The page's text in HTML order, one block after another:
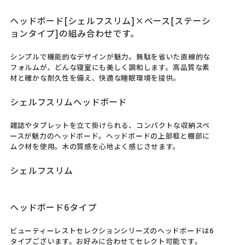
ヘッドボード[シェルフスリム]×ベース[ステーシ
ョンタイプ]の組み合わせです。
シンプルで機能的なデザインが魅力。無駄を省いた直線的な
フォルムが、どんな寝室にも美しく調和します。高品質な素
材と確かな耐久性を備え、快適な睡眠環境を提供。
シェルフスリムヘッドボード
雑誌やタブレットを立て掛けられる、コンパクトな収納スペ
ースが魅力のヘッドボード。ヘッドボードの上部框と棚部に
ムク材を使用。木の質感を心地よく感じさせます。
シェルフスリム
ヘッドボード6タイプ
ビューティーレストセレクションシリーズのヘッドボードは6
タイプございます。お好みに合わせてセレクト可能です。